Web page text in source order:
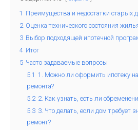
1 Преимущества и недостатки старых
2 Оценка технического состояния
3 Выбор подходящей ипотечной
4 Итог
5 Часто задаваемые вопросы
5.1 1. Можно ли оформить ипотеку
ремонта?
5.2 2. Как узнать, есть ли
5.3 3. Что делать, если дом требует
ремонт?